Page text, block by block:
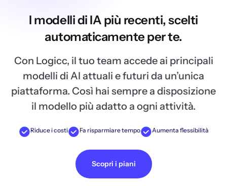
I modelli di IA più recenti, scelti
automaticamente per te.
Con Logicc, il tuo team accede ai principali
modelli di AI attuali e futuri da un’unica
piattaforma. Così hai sempre a disposizione
il modello più adatto a ogni attività.
Riduce i costi Fa risparmiare tempo Aumenta flessibilità
Scopri i piani